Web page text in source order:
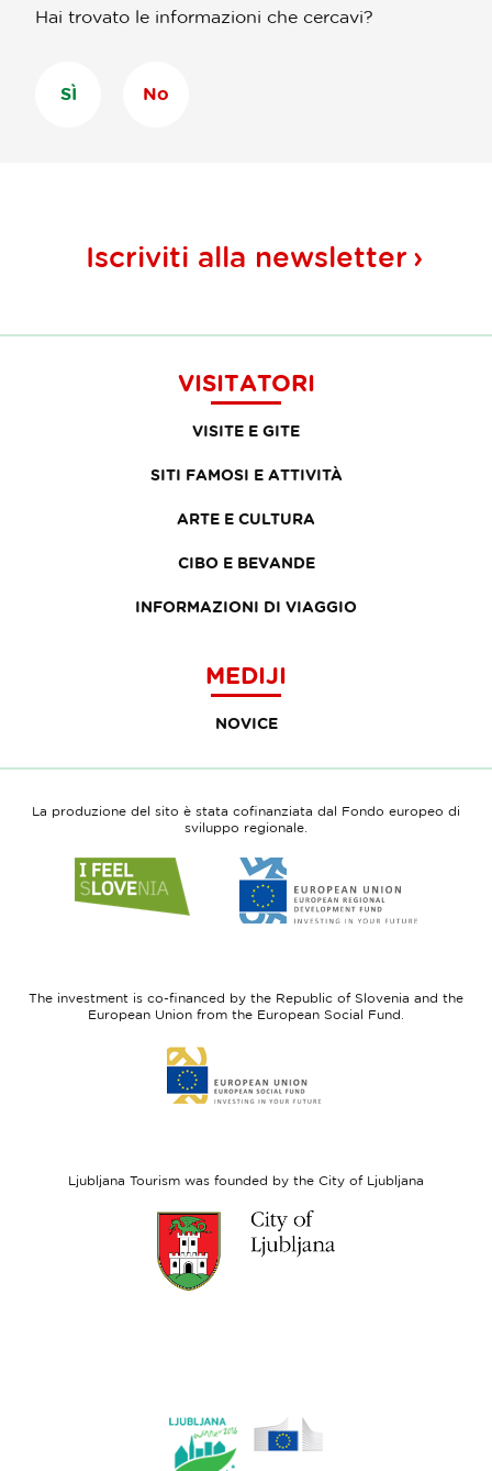
Hai trovato le informazioni che cercavi?
SÌ No
Iscriviti alla newsletter
VISITATORI
VISITE E GITE
SITI FAMOSI E ATTIVITÀ
ARTE E CULTURA
CIBO E BEVANDE
INFORMAZIONI DI VIAGGIO
MEDIJI
NOVICE
La produzione del sito è stata cofinanziata dal Fondo europeo di
sviluppo regionale.
to
website
to
website
Fund
The investment is co-financed by the Republic of Slovenia and the
European Union from the European Social Fund.
to
website
Ljubljana Tourism was founded by the City of Ljubljana